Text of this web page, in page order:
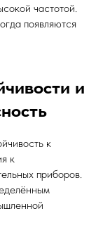
частотой.
появляются
и
к
к
приборов.